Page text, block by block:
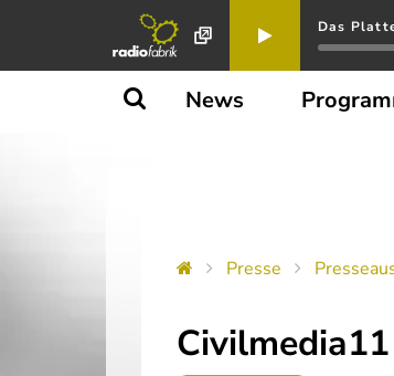
Das
News
Presse